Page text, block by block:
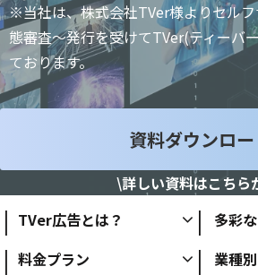
※当社は、株式会社TVer様よりセル
態審査～発行を受けてTVer(ティーバ
ております。
資料ダウンロ
\詳しい資料はこちら
TVer広告とは？
多彩
料金プラン
業種